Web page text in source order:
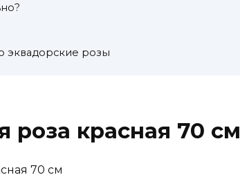
эквадорские розы
роза красная 70 см